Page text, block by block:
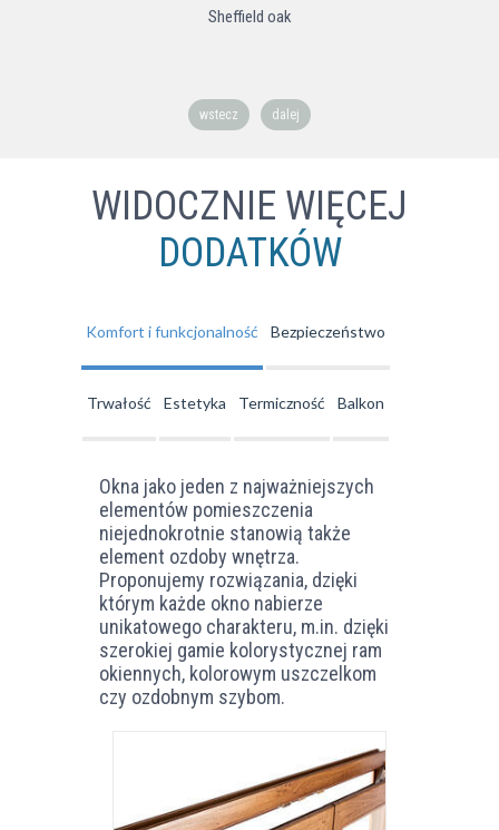
Sheffield oak
wstecz dalej
WIDOCZNIE WIĘCEJ
DODATKÓW
Komfort i funkcjonalność Bezpieczeństwo
Trwałość Estetyka Termiczność Balkon
Okna jako jeden z najważniejszych
elementów pomieszczenia
niejednokrotnie stanowią także
element ozdoby wnętrza.
Proponujemy rozwiązania, dzięki
którym każde okno nabierze
unikatowego charakteru, m.in. dzięki
szerokiej gamie kolorystycznej ram
okiennych, kolorowym uszczelkom
czy ozdobnym szybom.